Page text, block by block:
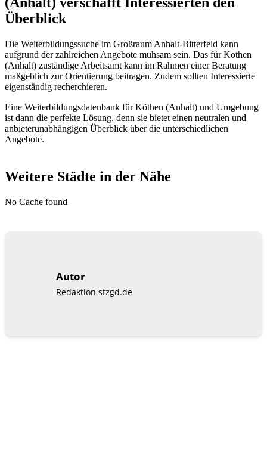
Überblick
Die Weiterbildungssuche im Großraum Anhalt-Bitterfeld kann
aufgrund der zahlreichen Angebote mühsam sein. Das für Köthen
(Anhalt) zuständige Arbeitsamt kann im Rahmen einer Beratung
maßgeblich zur Orientierung beitragen. Zudem sollten Interessierte
eigenständig recherchieren.
Eine Weiterbildungsdatenbank für Köthen (Anhalt) und Umgebung
ist dann die perfekte Lösung, denn sie bietet einen neutralen und
anbieterunabhängigen Überblick über die unterschiedlichen
Angebote.
Weitere Städte in der Nähe
No Cache found
Autor
Redaktion stzgd.de